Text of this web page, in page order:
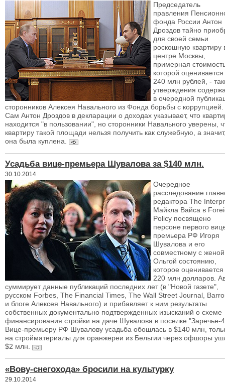
Председатель
правления
фонда России Антон
Дроздов тайно
для своей семьи
роскошную квартиру
центре Москвы,
примерная
которой оценивается
240 млн рублей, -
утверждения
в очередной
сторонников Алексея Навального из Фонда борьбы с коррупцией.
Сам Антон Дроздов в декларации о доходах указывает, что
находится "в пользовании", но сторонники Навального уверены,
квартиру такой площади нельзя получить как служебную, а
она была куплена.
Усадьба вице-премьера Шувалова за $140 млн.
30.10.2014
Очередное
расследование
редактора The
Майкла Вайса в
Policy посвящено
персоне первого
премьера РФ Игоря
Шувалова и его
совместному с женой
Ольгой состоянию,
которое оценивается
220 млн долларов.
суммирует данные публикаций последних лет (в "Новой газете",
русском Forbes, The Financial Times, The Wall Street Journal,
и блоге Алексея Навального) и прибавляет к ним результаты
собственных документально подтвержденных изысканий о схеме
финансирования стройки на даче Шувалова в поселке "Заречье-
Вице-премьеру РФ Шувалову усадьба обошлась в $140 млн,
на стройматериалы для оранжереи из Бельгии через офшоры
$2 млн.
«Вову-снегохода» бросили на культурку
29.10.2014